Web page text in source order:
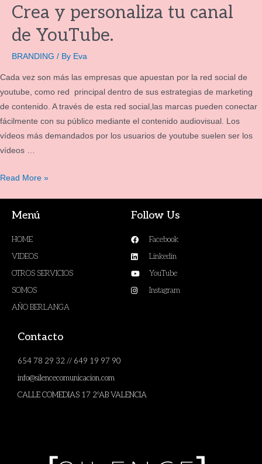
Crea y personaliza tu canal
de YouTube.
BRANDING / By Eva
Cada vez son más las empresas que apuestan por la red social de
youtube, como red principal dentro de sus estrategias de marketing
de contenido. A través de esta red social,las marcas pueden conectar
fácilmente con su público mediante el contenido audiovisual. Los
vídeos más demandados por los usuarios de youtube suelen ser los
vídeos …
Read More »
Menú
HOME
VIDEOS
OTROS SERVICIOS
SOMOS
AÑO BERLANGA
Follow Us
Facebook
Linkedin
YouTube
Instagram
Contacto
654 78 29 32 // 649 19 97 90
info@silencecomunicacion.com
CALLE COMEDIAS 17 2ºAB VALENCIA